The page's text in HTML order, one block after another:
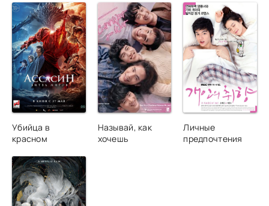
Убийца в
красном
Называй, как
хочешь
Личные
предпочтения